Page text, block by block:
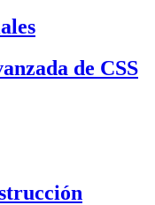
de CSS